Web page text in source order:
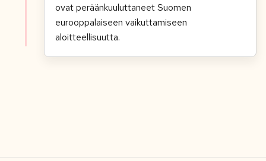
ovat peräänkuuluttaneet Suomen
eurooppalaiseen vaikuttamiseen
aloitteellisuutta.